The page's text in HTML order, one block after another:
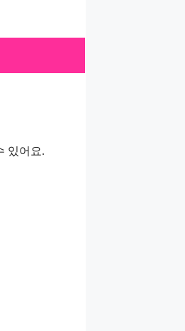
있어요.